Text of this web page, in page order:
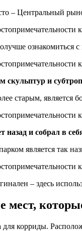
– Центральный
ознакомиться
и
старым, является
назад и собрал в
является так
– здесь
мест,
для корриды.